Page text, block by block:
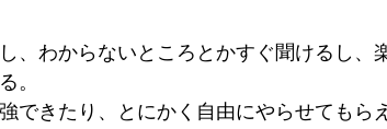
、わからないところとかすぐ聞けるし、
。
できたり、とにかく自由にやらせてもら